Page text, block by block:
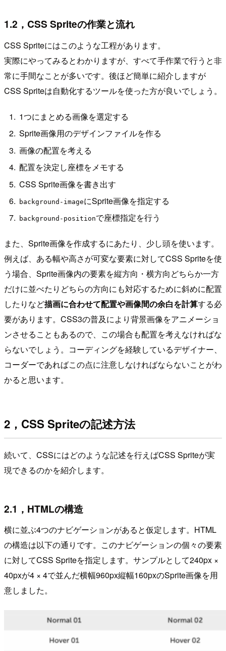
1.2，CSS Spriteの作業と流れ
CSS Spriteにはこのような工程があります。
実際にやってみるとわかりますが、すべて手作業で行うと非
常に手間なことが多いです。後ほど簡単に紹介しますが
CSS Spriteは自動化するツールを使った方が良いでしょう。
1つにまとめる画像を選定する
Sprite画像用のデザインファイルを作る
画像の配置を考える
配置を決定し座標をメモする
CSS Sprite画像を書き出す
background-imageにSprite画像を指定する
background-positionで座標指定を行う
また、Sprite画像を作成するにあたり、少し頭を使います。
例えば、ある幅や高さが可変な要素に対してCSS Spriteを使
う場合、Sprite画像内の要素を縦方向・横方向どちらか一方
だけに並べたりどちらの方向にも対応するために斜めに配置
したりなど描画に合わせて配置や画像間の余白を計算する必
要があります。CSS3の普及により背景画像をアニメーショ
ンさせることもあるので、この場合も配置を考えなければな
らないでしょう。コーディングを経験しているデザイナー、
コーダーであればこの点に注意しなければならないことがわ
かると思います。
2，CSS Spriteの記述方法
続いて、CSSにはどのような記述を行えばCSS Spriteが実
現できるのかを紹介します。
2.1，HTMLの構造
横に並ぶ4つのナビゲーションがあると仮定します。HTML
の構造は以下の通りです。このナビゲーションの個々の要素
に対してCSS Spriteを指定します。サンプルとして240px ×
40pxが4 × 4で並んだ横幅960px縦幅160pxのSprite画像を用
意しました。